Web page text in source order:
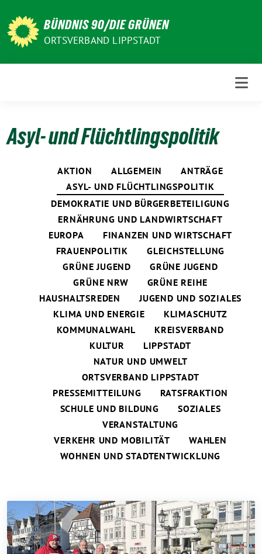
zum
Inhalt
BÜNDNIS 90/DIE GRÜNEN
ORTSVERBAND LIPPSTADT
Asyl- und Flüchtlingspolitik
AKTION ALLGEMEIN
ANTRÄGE
ASYL- UND FLÜCHTLINGSPOLITIK
DEMOKRATIE UND BÜRGERBETEILIGUNG
ERNÄHRUNG UND LANDWIRTSCHAFT
EUROPA
FINANZEN UND WIRTSCHAFT
FRAUENPOLITIK
GLEICHSTELLUNG
GRÜNE JUGEND
GRÜNE JUGEND
GRÜNE NRW
GRÜNE REIHE
HAUSHALTSREDEN
JUGEND UND SOZIALES
KLIMA UND ENERGIE
KLIMASCHUTZ
KOMMUNALWAHL
KREISVERBAND
KULTUR
LIPPSTADT
NATUR UND UMWELT
ORTSVERBAND LIPPSTADT
PRESSEMITTEILUNG
RATSFRAKTION
SCHULE UND BILDUNG
SOZIALES
VERANSTALTUNG
VERKEHR UND MOBILITÄT
WAHLEN
WOHNEN UND STADTENTWICKLUNG